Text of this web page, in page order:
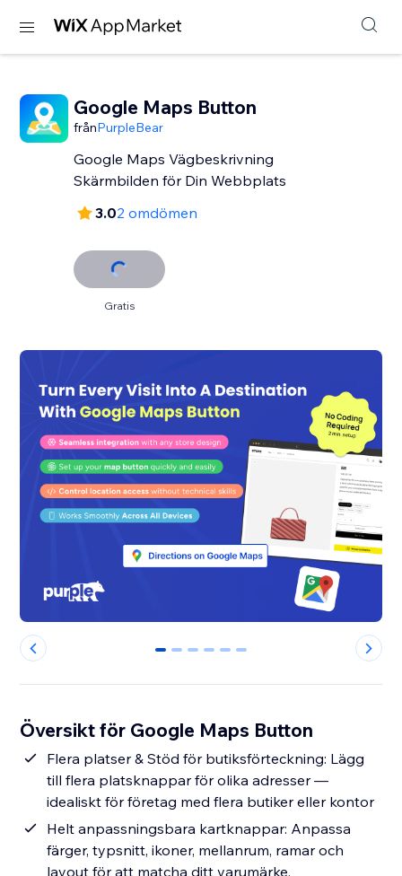
Google Maps Button
frånPurpleBear
Google Maps Vägbeskrivning
Skärmbilden för Din Webbplats
3.02 omdömen
Gratis
0 1 2 3 4 5
Översikt för Google Maps Button
Flera platser & Stöd för butiksförteckning: Lägg
till flera platsknappar för olika adresser —
idealiskt för företag med flera butiker eller kontor
Helt anpassningsbara kartknappar: Anpassa
färger, typsnitt, ikoner, mellanrum, ramar och
layout för att matcha ditt varumärke.